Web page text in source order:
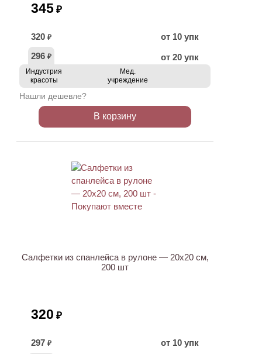
345 ₽
320 ₽
от 10 упк
296 ₽ от 20 упк
Индустрия
красоты
Мед.
учреждение
Нашли дешевле?
В корзину
Салфетки из спанлейса в рулоне — 20х20 см,
200 шт
320 ₽
297 ₽ от 10 упк